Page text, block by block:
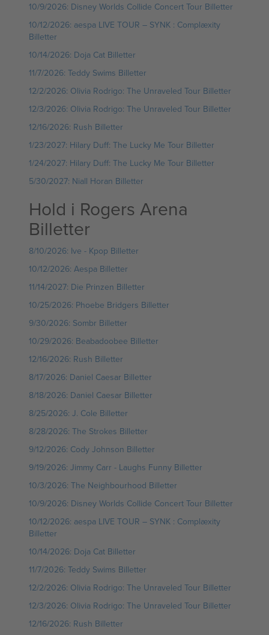
10/9/2026: Disney Worlds Collide Concert Tour Billetter
10/12/2026: aespa LIVE TOUR – SYNK : Complæxity
Billetter
10/14/2026: Doja Cat Billetter
11/7/2026: Teddy Swims Billetter
12/2/2026: Olivia Rodrigo: The Unraveled Tour Billetter
12/3/2026: Olivia Rodrigo: The Unraveled Tour Billetter
12/16/2026: Rush Billetter
1/23/2027: Hilary Duff: The Lucky Me Tour Billetter
1/24/2027: Hilary Duff: The Lucky Me Tour Billetter
5/30/2027: Niall Horan Billetter
Hold i Rogers Arena
Billetter
8/10/2026: Ive - Kpop Billetter
10/12/2026: Aespa Billetter
11/14/2027: Die Prinzen Billetter
10/25/2026: Phoebe Bridgers Billetter
9/30/2026: Sombr Billetter
10/29/2026: Beabadoobee Billetter
12/16/2026: Rush Billetter
8/17/2026: Daniel Caesar Billetter
8/18/2026: Daniel Caesar Billetter
8/25/2026: J. Cole Billetter
8/28/2026: The Strokes Billetter
9/12/2026: Cody Johnson Billetter
9/19/2026: Jimmy Carr - Laughs Funny Billetter
10/3/2026: The Neighbourhood Billetter
10/9/2026: Disney Worlds Collide Concert Tour Billetter
10/12/2026: aespa LIVE TOUR – SYNK : Complæxity
Billetter
10/14/2026: Doja Cat Billetter
11/7/2026: Teddy Swims Billetter
12/2/2026: Olivia Rodrigo: The Unraveled Tour Billetter
12/3/2026: Olivia Rodrigo: The Unraveled Tour Billetter
12/16/2026: Rush Billetter